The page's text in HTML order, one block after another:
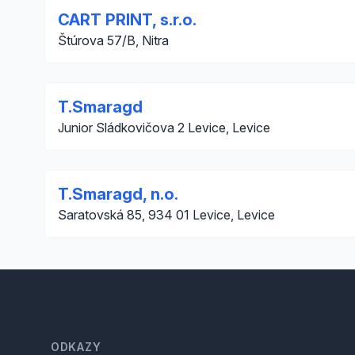
CART PRINT, s.r.o.
Štúrova 57/B, Nitra
T.Smaragd
Junior Sládkovičova 2 Levice, Levice
T.Smaragd, n.o.
Saratovská 85, 934 01 Levice, Levice
ODKAZY